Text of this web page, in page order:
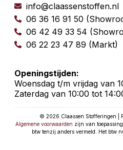
info@claassenstoffen.nl
06 36 16 91 50
06 42 49 33 54
06 22 23 47 89 (Markt)
Openingstijden:
Woensdag t/m vrijdag van
Zaterdag van 10:00 tot
© 2026 Claassen Stofferingen |
Algemene voorwaarden zijn van toepassing.
btw tenzij anders vermeld. Het btw